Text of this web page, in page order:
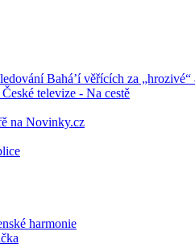
Bahá’í věřících za „hrozivé“
televize - Na cestě
na Novinky.cz
harmonie